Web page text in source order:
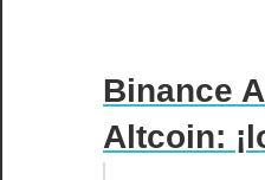
Binance
Altcoin: